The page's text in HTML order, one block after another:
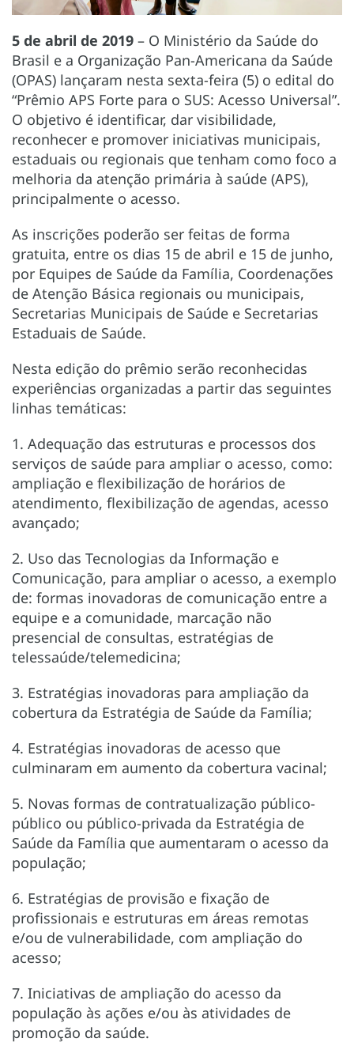
5 de abril de 2019 – O Ministério da Saúde do
Brasil e a Organização Pan-Americana da Saúde
(OPAS) lançaram nesta sexta-feira (5) o edital do
“Prêmio APS Forte para o SUS: Acesso Universal”.
O objetivo é identificar, dar visibilidade,
reconhecer e promover iniciativas municipais,
estaduais ou regionais que tenham como foco a
melhoria da atenção primária à saúde (APS),
principalmente o acesso.
As inscrições poderão ser feitas de forma
gratuita, entre os dias 15 de abril e 15 de junho,
por Equipes de Saúde da Família, Coordenações
de Atenção Básica regionais ou municipais,
Secretarias Municipais de Saúde e Secretarias
Estaduais de Saúde.
Nesta edição do prêmio serão reconhecidas
experiências organizadas a partir das seguintes
linhas temáticas:
1. Adequação das estruturas e processos dos
serviços de saúde para ampliar o acesso, como:
ampliação e flexibilização de horários de
atendimento, flexibilização de agendas, acesso
avançado;
2. Uso das Tecnologias da Informação e
Comunicação, para ampliar o acesso, a exemplo
de: formas inovadoras de comunicação entre a
equipe e a comunidade, marcação não
presencial de consultas, estratégias de
telessaúde/telemedicina;
3. Estratégias inovadoras para ampliação da
cobertura da Estratégia de Saúde da Família;
4. Estratégias inovadoras de acesso que
culminaram em aumento da cobertura vacinal;
5. Novas formas de contratualização público-
público ou público-privada da Estratégia de
Saúde da Família que aumentaram o acesso da
população;
6. Estratégias de provisão e fixação de
profissionais e estruturas em áreas remotas
e/ou de vulnerabilidade, com ampliação do
acesso;
7. Iniciativas de ampliação do acesso da
população às ações e/ou às atividades de
promoção da saúde.